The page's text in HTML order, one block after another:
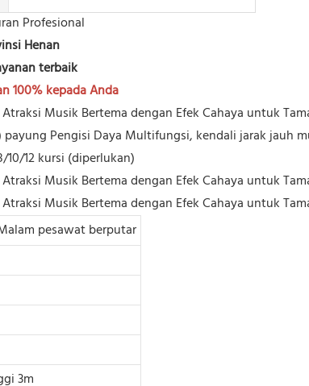
Profesional
Henan
terbaik
100% kepada Anda
Pengisi Daya Multifungsi, kendali jarak
12 kursi (diperlukan)
pesawat berputar
3m